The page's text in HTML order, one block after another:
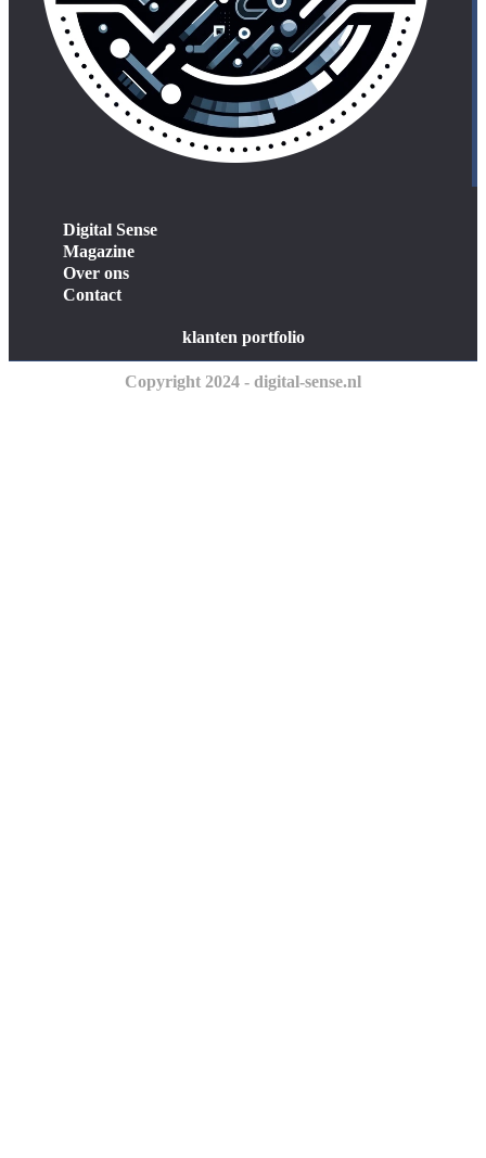
Digital Sense
Magazine
Over ons
Contact
klanten portfolio
Copyright 2024 - digital-sense.nl